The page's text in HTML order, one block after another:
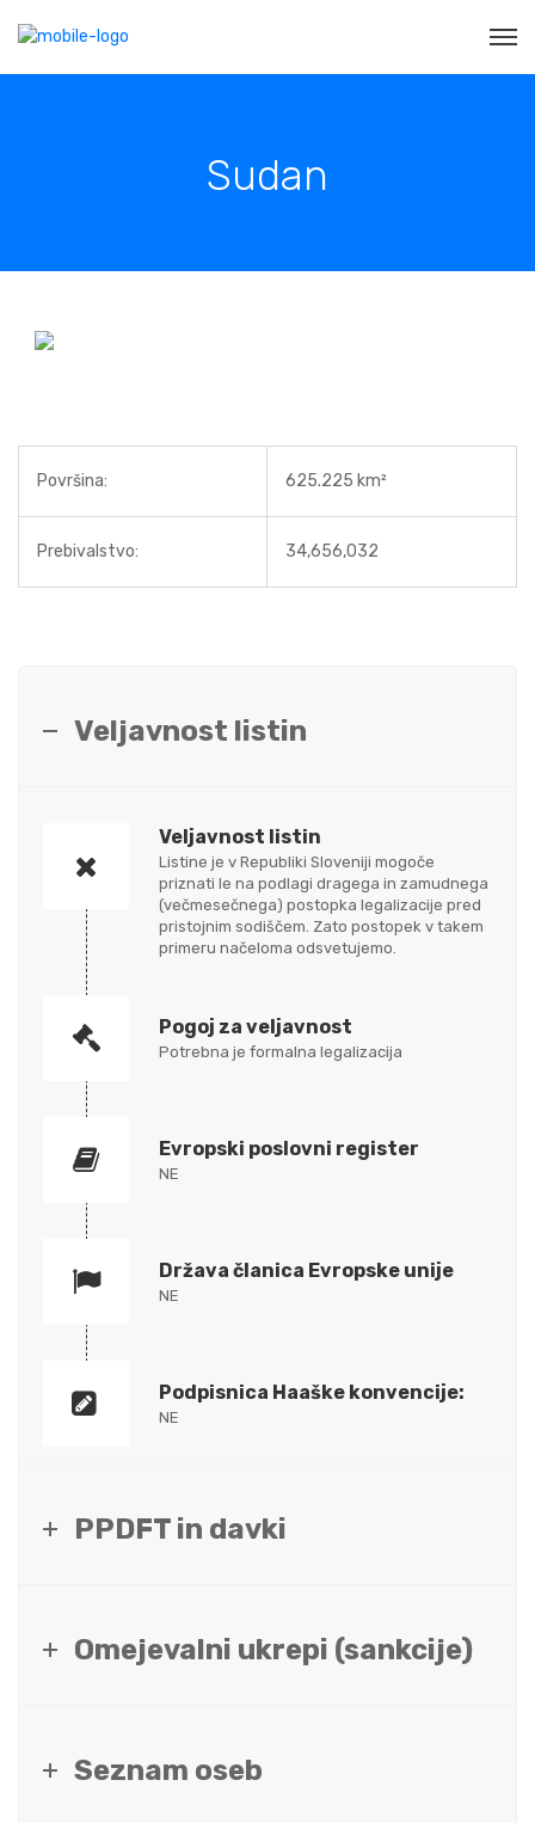
Sudan
Površina: 625.225 km²
Prebivalstvo: 34,656,032
Veljavnost listin
Veljavnost listin
Listine je v Republiki Sloveniji mogoče
priznati le na podlagi dragega in zamudnega
(večmesečnega) postopka legalizacije pred
pristojnim sodiščem. Zato postopek v takem
primeru načeloma odsvetujemo.
Pogoj za veljavnost
Potrebna je formalna legalizacija
Evropski poslovni register
NE
Država članica Evropske unije
NE
Podpisnica Haaške konvencije:
NE
PPDFT in davki
Omejevalni ukrepi (sankcije)
Seznam oseb